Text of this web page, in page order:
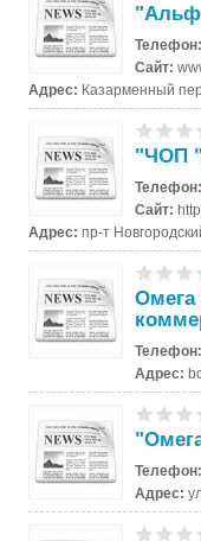
Сайт:
Адрес: Казарменный
"ЧОП
Сайт:
Адрес:пр-т
Омега
Адрес:
Адрес: